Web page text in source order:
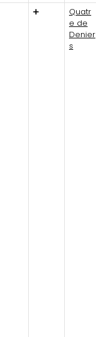
➕
Quatr
e de
Denier
s